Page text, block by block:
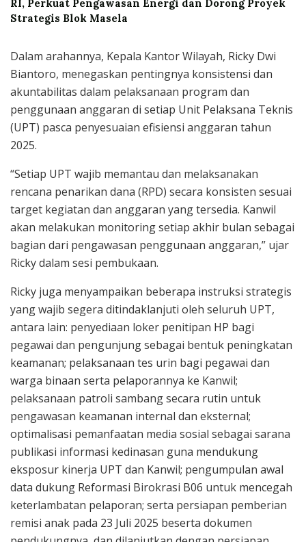
RI, Perkuat Pengawasan Energi dan Dorong Proyek
Strategis Blok Masela
Dalam arahannya, Kepala Kantor Wilayah, Ricky Dwi
Biantoro, menegaskan pentingnya konsistensi dan
akuntabilitas dalam pelaksanaan program dan
penggunaan anggaran di setiap Unit Pelaksana Teknis
(UPT) pasca penyesuaian efisiensi anggaran tahun
2025.
“Setiap UPT wajib memantau dan melaksanakan
rencana penarikan dana (RPD) secara konsisten sesuai
target kegiatan dan anggaran yang tersedia. Kanwil
akan melakukan monitoring setiap akhir bulan sebagai
bagian dari pengawasan penggunaan anggaran,” ujar
Ricky dalam sesi pembukaan.
Ricky juga menyampaikan beberapa instruksi strategis
yang wajib segera ditindaklanjuti oleh seluruh UPT,
antara lain: penyediaan loker penitipan HP bagi
pegawai dan pengunjung sebagai bentuk peningkatan
keamanan; pelaksanaan tes urin bagi pegawai dan
warga binaan serta pelaporannya ke Kanwil;
pelaksanaan patroli sambang secara rutin untuk
pengawasan keamanan internal dan eksternal;
optimalisasi pemanfaatan media sosial sebagai sarana
publikasi informasi kedinasan guna mendukung
eksposur kinerja UPT dan Kanwil; pengumpulan awal
data dukung Reformasi Birokrasi B06 untuk mencegah
keterlambatan pelaporan; serta persiapan pemberian
remisi anak pada 23 Juli 2025 beserta dokumen